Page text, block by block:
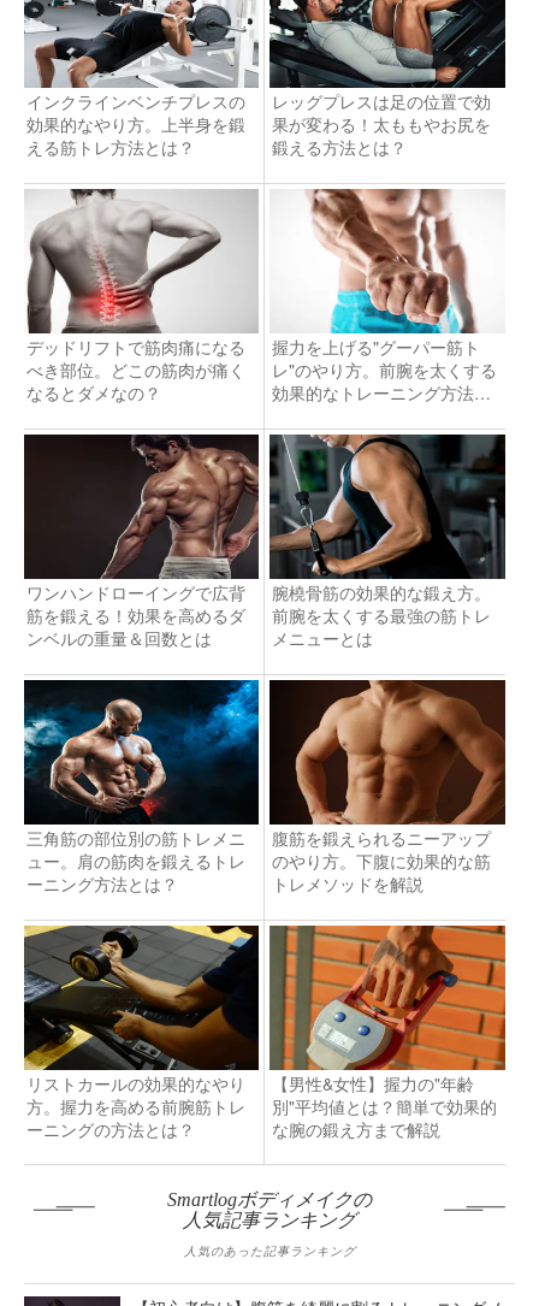
インクラインベンチプレスの
効果的なやり方。上半身を鍛
える筋トレ方法とは？
レッグプレスは足の位置で効
果が変わる！太ももやお尻を
鍛える方法とは？
デッドリフトで筋肉痛になる
べき部位。どこの筋肉が痛く
なるとダメなの？
握力を上げる"グーパー筋ト
レ"のやり方。前腕を太くする
効果的なトレーニング方法と
ワンハンドローイングで広背
筋を鍛える！効果を高めるダ
ンベルの重量＆回数とは
腕橈骨筋の効果的な鍛え方。
前腕を太くする最強の筋トレ
メニューとは
三角筋の部位別の筋トレメニ
ュー。肩の筋肉を鍛えるトレ
ーニング方法とは？
腹筋を鍛えられるニーアップ
のやり方。下腹に効果的な筋
トレメソッドを解説
リストカールの効果的なやり
方。握力を高める前腕筋トレ
ーニングの方法とは？
【男性&女性】握力の"年齢
別"平均値とは？簡単で効果的
な腕の鍛え方まで解説
Smartlogボディメイクの
人気記事ランキング
人気のあった記事ランキング